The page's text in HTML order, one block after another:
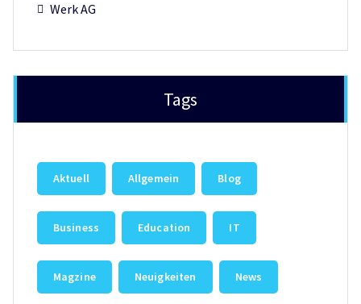
Werk AG
Tags
Aktuell Allgemein Blog
Business Education IT
Magzine Neuigkeiten News